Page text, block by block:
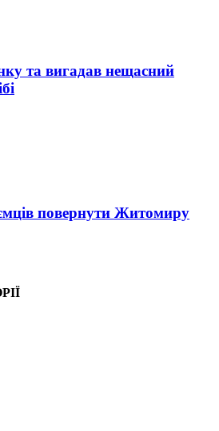
та вигадав нещасний
повернути Житомиру